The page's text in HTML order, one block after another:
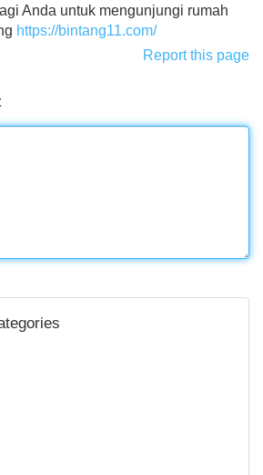
Anda untuk mengunjungi rumah
https://bintang11.com/
Report this page